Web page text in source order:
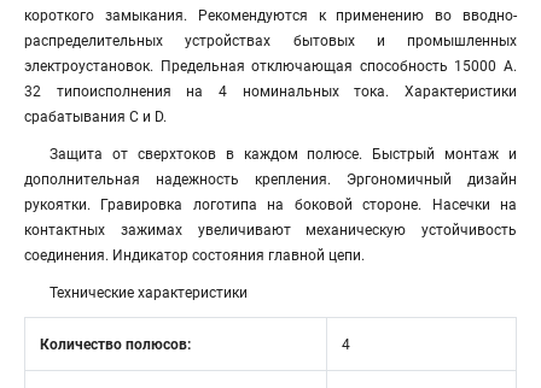
короткого замыкания. Рекомендуются к применению во вводно-
распределительных устройствах бытовых и промышленных
электроустановок. Предельная отключающая способность 15000 А.
32 типоисполнения на 4 номинальных тока. Характеристики
срабатывания С и D.
Защита от сверхтоков в каждом полюсе. Быстрый монтаж и
дополнительная надежность крепления. Эргономичный дизайн
рукоятки. Гравировка логотипа на боковой стороне. Насечки на
контактных зажимах увеличивают механическую устойчивость
соединения. Индикатор состояния главной цепи.
Технические характеристики
Количество полюсов: 4